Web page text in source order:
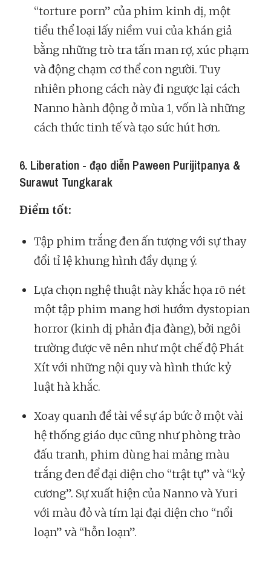
“torture porn” của phim kinh dị, một
tiểu thể loại lấy niềm vui của khán giả
bằng những trò tra tấn man rợ, xúc phạm
và động chạm cơ thể con người. Tuy
nhiên phong cách này đi ngược lại cách
Nanno hành động ở mùa 1, vốn là những
cách thức tinh tế và tạo sức hút hơn.
6. Liberation - đạo diễn Paween Purijitpanya &
Surawut Tungkarak
Điểm tốt:
Tập phim trắng đen ấn tượng với sự thay
đổi tỉ lệ khung hình đầy dụng ý.
Lựa chọn nghệ thuật này khắc họa rõ nét
một tập phim mang hơi hướm dystopian
horror (kinh dị phản địa đàng), bởi ngôi
trường được vẽ nên như một chế độ Phát
Xít với những nội quy và hình thức kỷ
luật hà khắc.
Xoay quanh đề tài về sự áp bức ở một vài
hệ thống giáo dục cũng như phòng trào
đấu tranh, phim dùng hai mảng màu
trắng đen để đại diện cho “trật tự” và “kỷ
cương”. Sự xuất hiện của Nanno và Yuri
với màu đỏ và tím lại đại diện cho “nổi
loạn” và “hỗn loạn”.